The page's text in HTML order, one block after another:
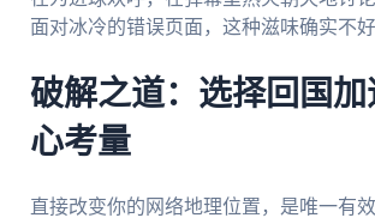
面对冰冷的错误页面，这种滋味确实不好
破解之道：选择回国
心考量
直接改变你的网络地理位置，是唯一有